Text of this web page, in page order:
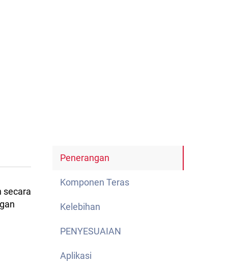
Penerangan
Komponen Teras
Kelebihan
PENYESUAIAN
Aplikasi
secara